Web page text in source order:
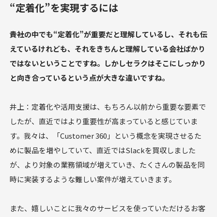
“定着化”を実現するには
――貴社の中でも“定着化”が重要だと理解しているし、それも伝
えているけれども、それをきちんと理解している会社ばかり
ではないということですね。しかしセラクはそこにしっかり
と向き合っているという点が大きな違いですね。
井上：定着化や活用支援は、もちろん以前から重要な要素で
したが、直近ではより重要性が高まっていると感じていま
す。我々は、「Customer 360」という概念を実現させるた
めに製品を増やしていて、直近ではSlackを買収しました
が、より対象の業務領域が増えていき、たくさんの製品を同
時に実装するような難しい案件が増えていきます。
また、嬉しいことに我々のサービスを使っていただけるお客